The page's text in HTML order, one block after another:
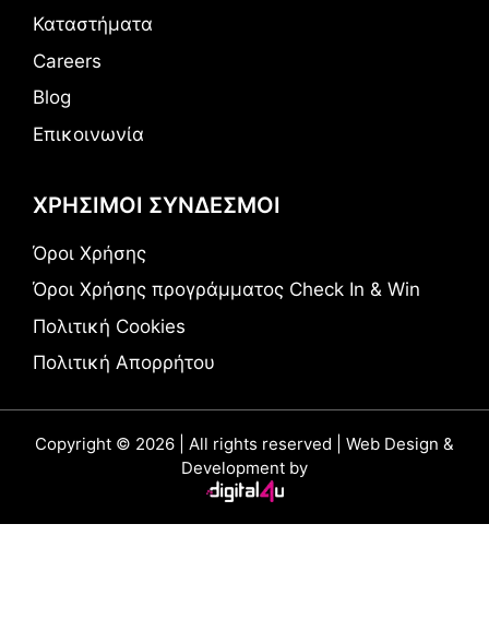
Καταστήματα
Careers
Blog
Επικοινωνία
ΧΡΗΣΙΜΟΙ ΣΥΝΔΕΣΜΟΙ
Όροι Χρήσης
Όροι Χρήσης προγράμματος Check In & Win
Πολιτική Cookies
Πολιτική Απορρήτου
Copyright © 2026 | All rights reserved | Web Design &
Development by